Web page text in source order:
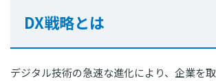
DX戦略とは
デジタル技術の急速な進化により、企業を